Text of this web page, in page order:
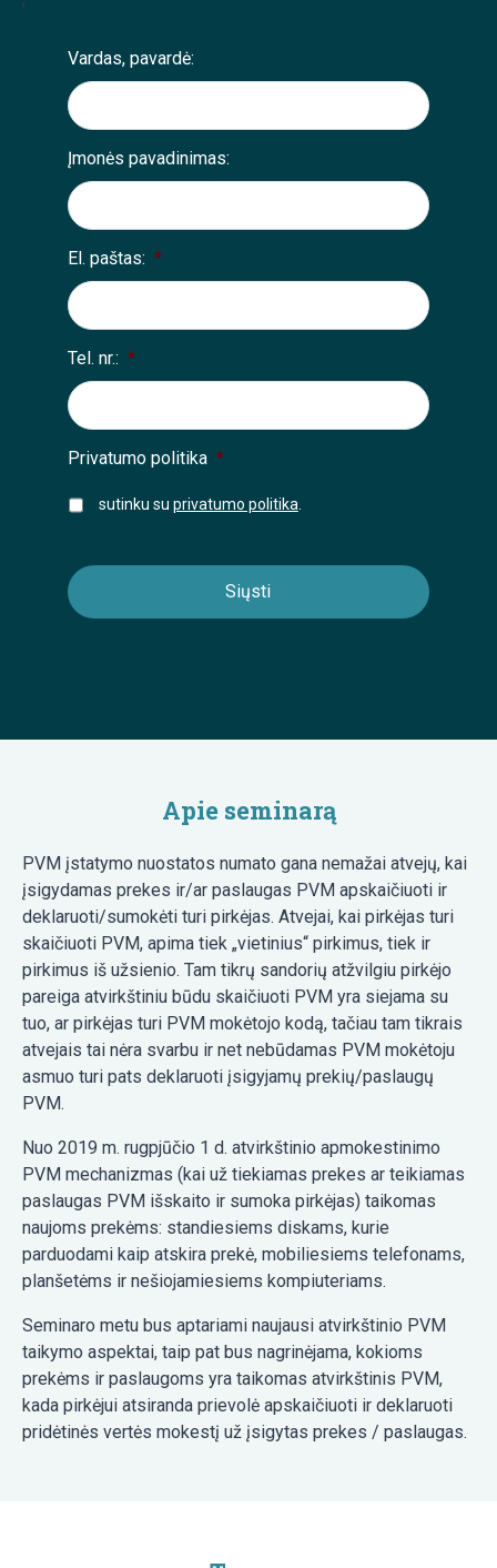
Vardas, pavardė:
Įmonės pavadinimas:
El. paštas: *
Tel. nr.: *
Privatumo politika *
sutinku su privatumo politika
Apie seminarą
PVM įstatymo nuostatos numato gana nemažai atvejų, kai
įsigydamas prekes ir/ar paslaugas PVM apskaičiuoti ir
deklaruoti/sumokėti turi pirkėjas. Atvejai, kai pirkėjas turi
skaičiuoti PVM, apima tiek „vietinius“ pirkimus, tiek ir
pirkimus iš užsienio. Tam tikrų sandorių atžvilgiu pirkėjo
pareiga atvirkštiniu būdu skaičiuoti PVM yra siejama su
tuo, ar pirkėjas turi PVM mokėtojo kodą, tačiau tam tikrais
atvejais tai nėra svarbu ir net nebūdamas PVM mokėtoju
asmuo turi pats deklaruoti įsigyjamų prekių/paslaugų
PVM.
Nuo 2019 m. rugpjūčio 1 d. atvirkštinio apmokestinimo
PVM mechanizmas (kai už tiekiamas prekes ar teikiamas
paslaugas PVM išskaito ir sumoka pirkėjas) taikomas
naujoms prekėms: standiesiems diskams, kurie
parduodami kaip atskira prekė, mobiliesiems telefonams,
planšetėms ir nešiojamiesiems kompiuteriams.
Seminaro metu bus aptariami naujausi atvirkštinio PVM
taikymo aspektai, taip pat bus nagrinėjama, kokioms
prekėms ir paslaugoms yra taikomas atvirkštinis PVM,
kada pirkėjui atsiranda prievolė apskaičiuoti ir deklaruoti
pridėtinės vertės mokestį už įsigytas prekes / paslaugas.